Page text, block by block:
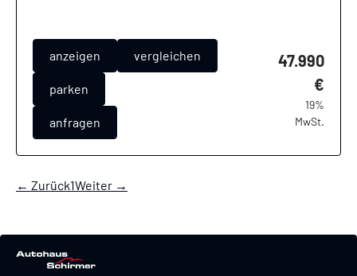
anzeigen vergleichen
parken
anfragen
47.990
€
19%
MwSt.
← Zurück1Weiter →